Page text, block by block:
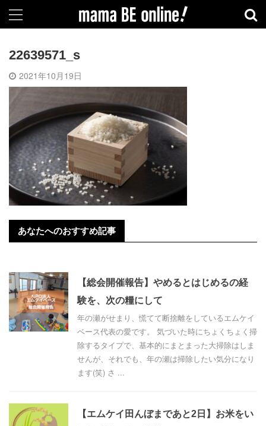
22639571_s
2021年10月19日
あなたへのおすすめ記事
【総会開催報告】やめるとはじめるの経
験を、次の糧にして
年の瀬がせまり、慌てて断捨離をしているエムケイ
ベース代表の愛です。 気づいた時にちょくちょく掃
除するタイプで、基本的にまとまった大掃除はしま
せんが、それでも、年の瀬は掃除したい気分になり
ます(笑) さ ...
【エムケイ田んぼまであと2日】お米をい